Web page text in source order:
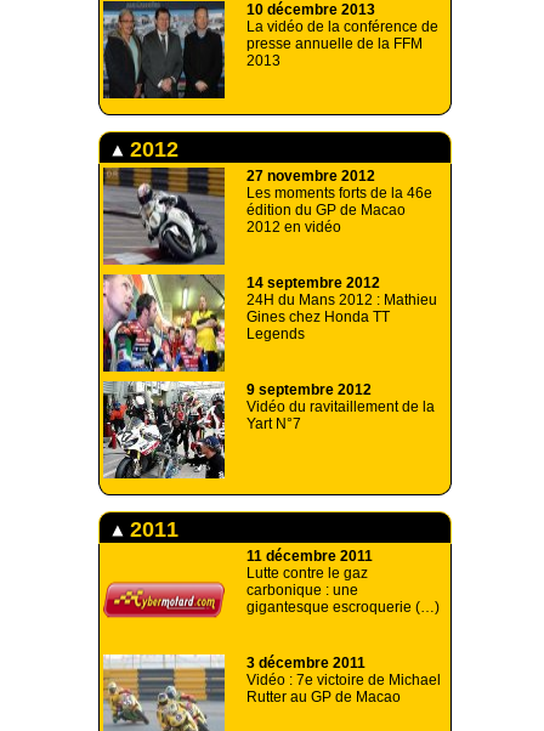
10 décembre 2013
La vidéo de la conférence de
presse annuelle de la FFM
2013
2012
27 novembre 2012
Les moments forts de la 46e
édition du GP de Macao
2012 en vidéo
14 septembre 2012
24H du Mans 2012 : Mathieu
Gines chez Honda TT
Legends
9 septembre 2012
Vidéo du ravitaillement de la
Yart N°7
2011
11 décembre 2011
Lutte contre le gaz
carbonique : une
gigantesque escroquerie (…)
3 décembre 2011
Vidéo : 7e victoire de Michael
Rutter au GP de Macao